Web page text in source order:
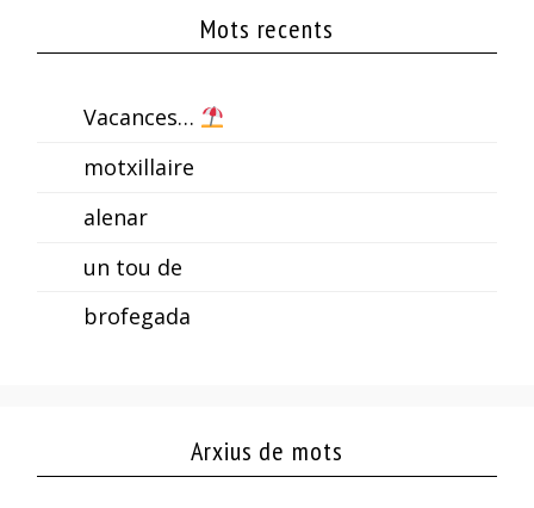
Mots recents
Vacances…
motxillaire
alenar
un tou de
brofegada
Arxius de mots